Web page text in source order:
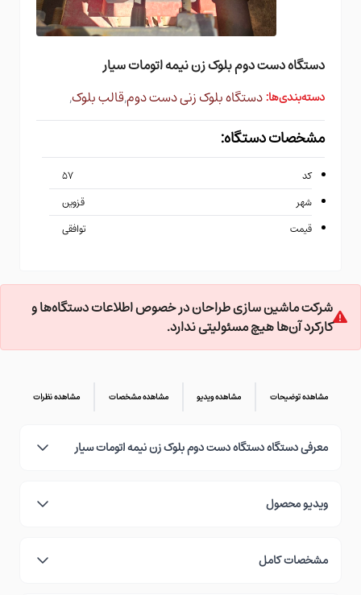
دستگاه دست دوم بلوک زن نیمه اتومات سیار
دسته‌بندی‌ها:دستگاه بلوک زنی دست دوم,قالب بلوک,
مشخصات دستگاه:
کد
۵۷
شهر
قزوین
قیمت
توافقی
شرکت ماشین سازی طراحان در خصوص اطلاعات دستگاه‌ها و
کارکرد آن‌ها هیچ مسئولیتی ندارد.
مشاهده توضیحات مشاهده ویدیو مشاهده مشخصات مشاهده نظرات
معرفی دستگاه دستگاه دست دوم بلوک زن نیمه اتومات سیار
ویدیو محصول
مشخصات کامل